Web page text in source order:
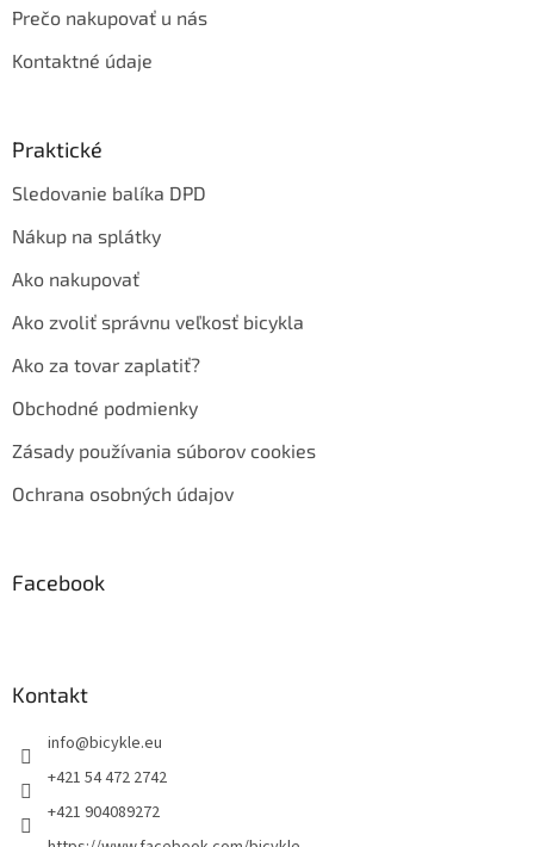
Prečo nakupovať u nás
Kontaktné údaje
Praktické
Sledovanie balíka DPD
Nákup na splátky
Ako nakupovať
Ako zvoliť správnu veľkosť bicykla
Ako za tovar zaplatiť?
Obchodné podmienky
Zásady používania súborov cookies
Ochrana osobných údajov
Facebook
Kontakt
info@bicykle.eu
+421 54 472 2742
+421 904089272